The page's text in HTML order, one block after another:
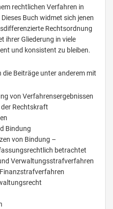
rechtlichen Verfahren in
Buch widmet sich jenen
Rechtsordnung
ihrer Gliederung in viele
und konsistent zu bleiben.
Beiträge unter anderem mit
von Verfahrensergebnissen
Rechtskraft
Bindung
von Bindung –
betrachtet
Verwaltungsstrafverfahren